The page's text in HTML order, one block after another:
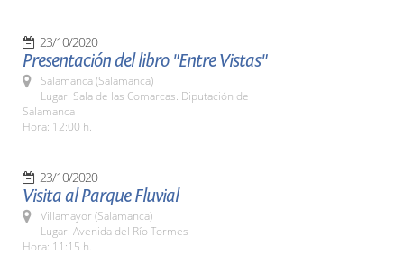
23/10/2020
Presentación del libro "Entre Vistas"
Salamanca (Salamanca)
Lugar: Sala de las Comarcas. Diputación de
Salamanca
Hora: 12:00 h.
23/10/2020
Visita al Parque Fluvial
Villamayor (Salamanca)
Lugar: Avenida del Río Tormes
Hora: 11:15 h.